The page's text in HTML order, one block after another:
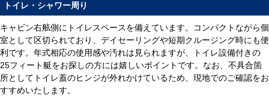
トイレ・シャワー周り
キャビン右舷側にトイレスペースを備えています。コンパクトながら個
室として区切られており、デイセーリングや短期クルージング時にも便
利です。年式相応の使用感や汚れは見られますが、トイレ設備付きの
25フィート艇をお探しの方には嬉しいポイントです。なお、不具合箇
所としてトイレ蓋のヒンジが外れかけているため、現地でのご確認をお
すすめいたします。